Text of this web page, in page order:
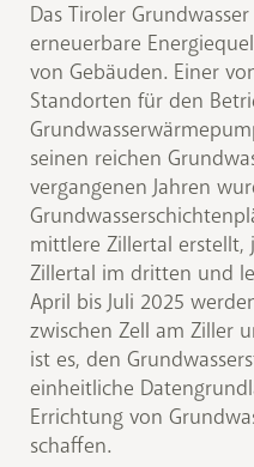
Das Tiroler
erneuerbare
von Gebäuden. Einer
Standorten für den
seinen reichen
vergangenen Jahren
mittlere Zillertal
Zillertal im dritten und
April bis Juli 2025
zwischen Zell am Ziller
ist es, den
einheitliche
Errichtung von
schaffen.